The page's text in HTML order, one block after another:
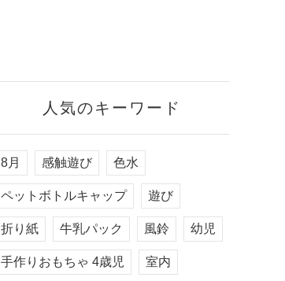
人気のキーワード
8月 感触遊び 色水
ペットボトルキャップ 遊び
折り紙 牛乳パック 風鈴 幼児
手作りおもちゃ 4歳児 室内